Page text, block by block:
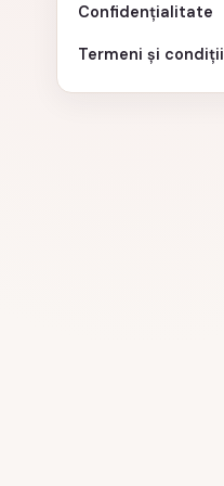
Confidențialitate
Termeni și condiții